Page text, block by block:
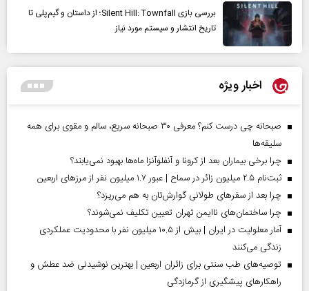
بررسی بازی Silent Hill: Townfall؛ از داستان و گیم‌پلی تا
تاریخ انتشار و سیستم مورد نیاز
اخبار ویژه
صبحانه چی درست کنم؟ معرفی ۳۰ صبحانه سریع، سالم و مقوی برای همه
سلیقه‌ها
چرا برخی بیماران بعد از کرونا و آنفلوآنزا ماه‌ها بهبود نمی‌یابند؟
ثبت‌نام ۲.۵ میلیون زائر در سماح | عبور ۱.۷ میلیون نفر از مرز‌های اربعین
چرا بعد از سفرهای طولانی گوارش‌تان به هم می‌ریزد؟
چرا ساختمان‌های ناایمن تهران تعیین تکلیف نمی‌شوند؟
آمار معلولیت در ایران | بیش از ۱۰.۵ میلیون نفر با محدودیت عملکردی
زندگی می‌کنند
توصیه‌های طب سنتی برای زائران اربعین | بهترین نوشیدنی ضد عطش و
راهکارهای پیشگیری از گرمازدگی